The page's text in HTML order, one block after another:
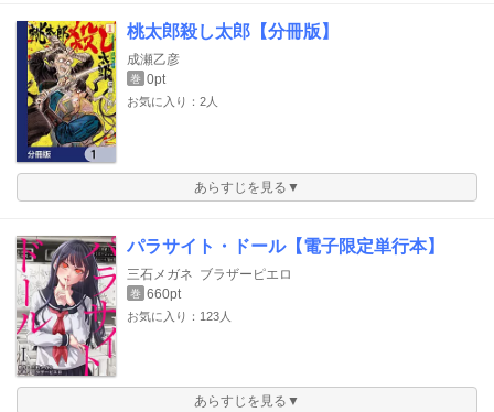
桃太郎殺し太郎【分冊版】
成瀬乙彦
巻 0pt
お気に入り：2人
あらすじを見る▼
パラサイト・ドール【電子限定単行本】
三石メガネ ブラザーピエロ
巻 660pt
お気に入り：123人
あらすじを見る▼